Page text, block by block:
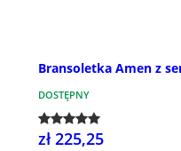
Bransoletka Amen z
DOSTĘPNY
zł 225,25